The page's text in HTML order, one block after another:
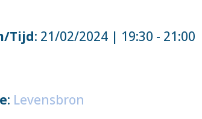
Tijd: 21/02/2024 | 19:30 - 21:00
: Levensbron